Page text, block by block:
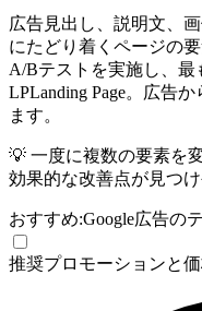
広告見出し、説明文、画
にたどり着くページの
A/Bテストを実施し、
LPLanding Page。広告
ます。
💡 一度に複数の要素を
効果的な改善点が見つけ
おすすめ:Google広告の
推奨プロモーションと